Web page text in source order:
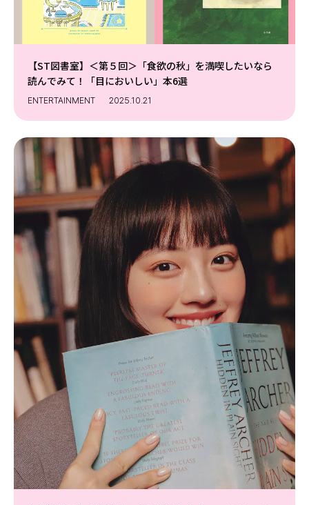
【ST図書室】＜第５回＞「食欲の秋」を満喫したいなら
読んでみて！「目においしい」本6選
ENTERTAINMENT 2025.10.21